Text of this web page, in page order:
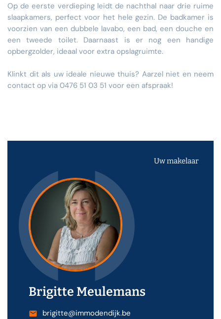
Op de eerste verdieping leidt de nachthal naar drie ruime
slaapkamers, perfect voor het hele gezin. De badkamer is
voorzien van een dubbele lavabo, een bad, een douche en
een tweede toilet. Daarnaast is er nog een handige
opbergzolder, ideaal voor extra opslagruimte.
Klinkt dit als uw ideale nieuwe thuis? Aarzel niet en neem
contact op via 0476 51 03 51 voor een afspraak!
Uw makelaar
Brigitte Meulemans
brigitte@immodendijk.be